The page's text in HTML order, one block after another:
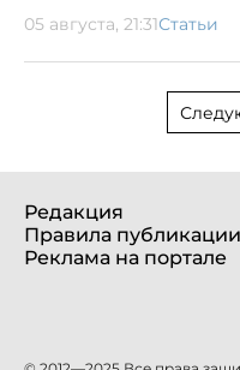
05 августа, 21:31Статьи
Редакция
Правила
Реклама на портале